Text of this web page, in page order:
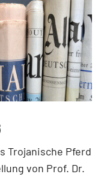
Trojanische Pferd
von Prof. Dr.